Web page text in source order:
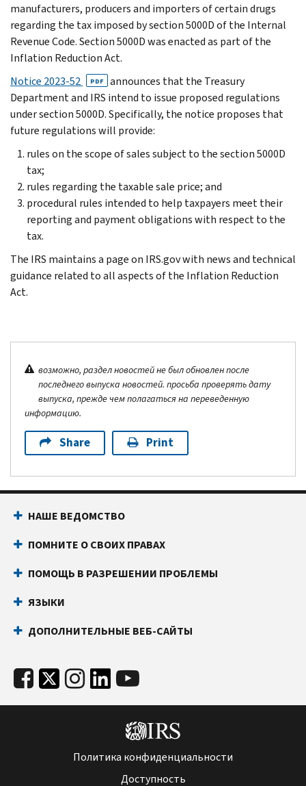
manufacturers, producers and importers of certain drugs
regarding the tax imposed by section 5000D of the Internal
Revenue Code. Section 5000D was enacted as part of the
Inflation Reduction Act.
Notice 2023-52
PDF
announces that the Treasury
Department and IRS intend to issue proposed regulations
under section 5000D. Specifically, the notice proposes that
future regulations will provide:
rules on the scope of sales subject to the section 5000D
tax;
rules regarding the taxable sale price; and
procedural rules intended to help taxpayers meet their
reporting and payment obligations with respect to the
tax.
The IRS maintains a page on IRS.gov with news and technical
guidance related to all aspects of the Inflation Reduction
Act.
возможно, раздел новостей не был обновлен после
последнего выпуска новостей. просьба проверять дату
выпуска, прежде чем полагаться на переведенную
информацию.
Share Print
НАШЕ ВЕДОМСТВО
ПОМНИТЕ О СВОИХ ПРАВАХ
ПОМОЩЬ В РАЗРЕШЕНИИ ПРОБЛЕМЫ
ЯЗЫКИ
ДОПОЛНИТЕЛЬНЫЕ ВЕБ-САЙТЫ
Политика конфиденциальности
Доступность